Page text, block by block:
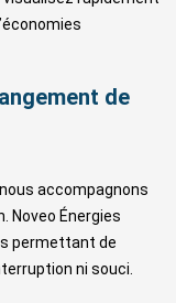
de
accompagnons
Noveo Énergies
permettant de
ni souci.